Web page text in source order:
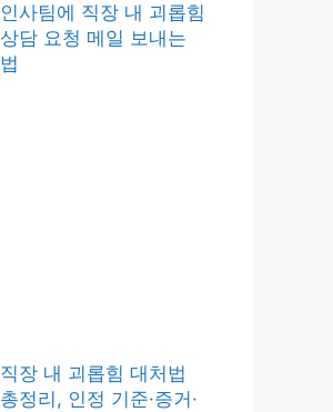
인사팀에 직장 내 괴롭힘
상담 요청 메일 보내는
법
직장 내 괴롭힘 대처법
총정리, 인정 기준·증거·